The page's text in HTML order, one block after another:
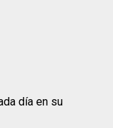
día en su